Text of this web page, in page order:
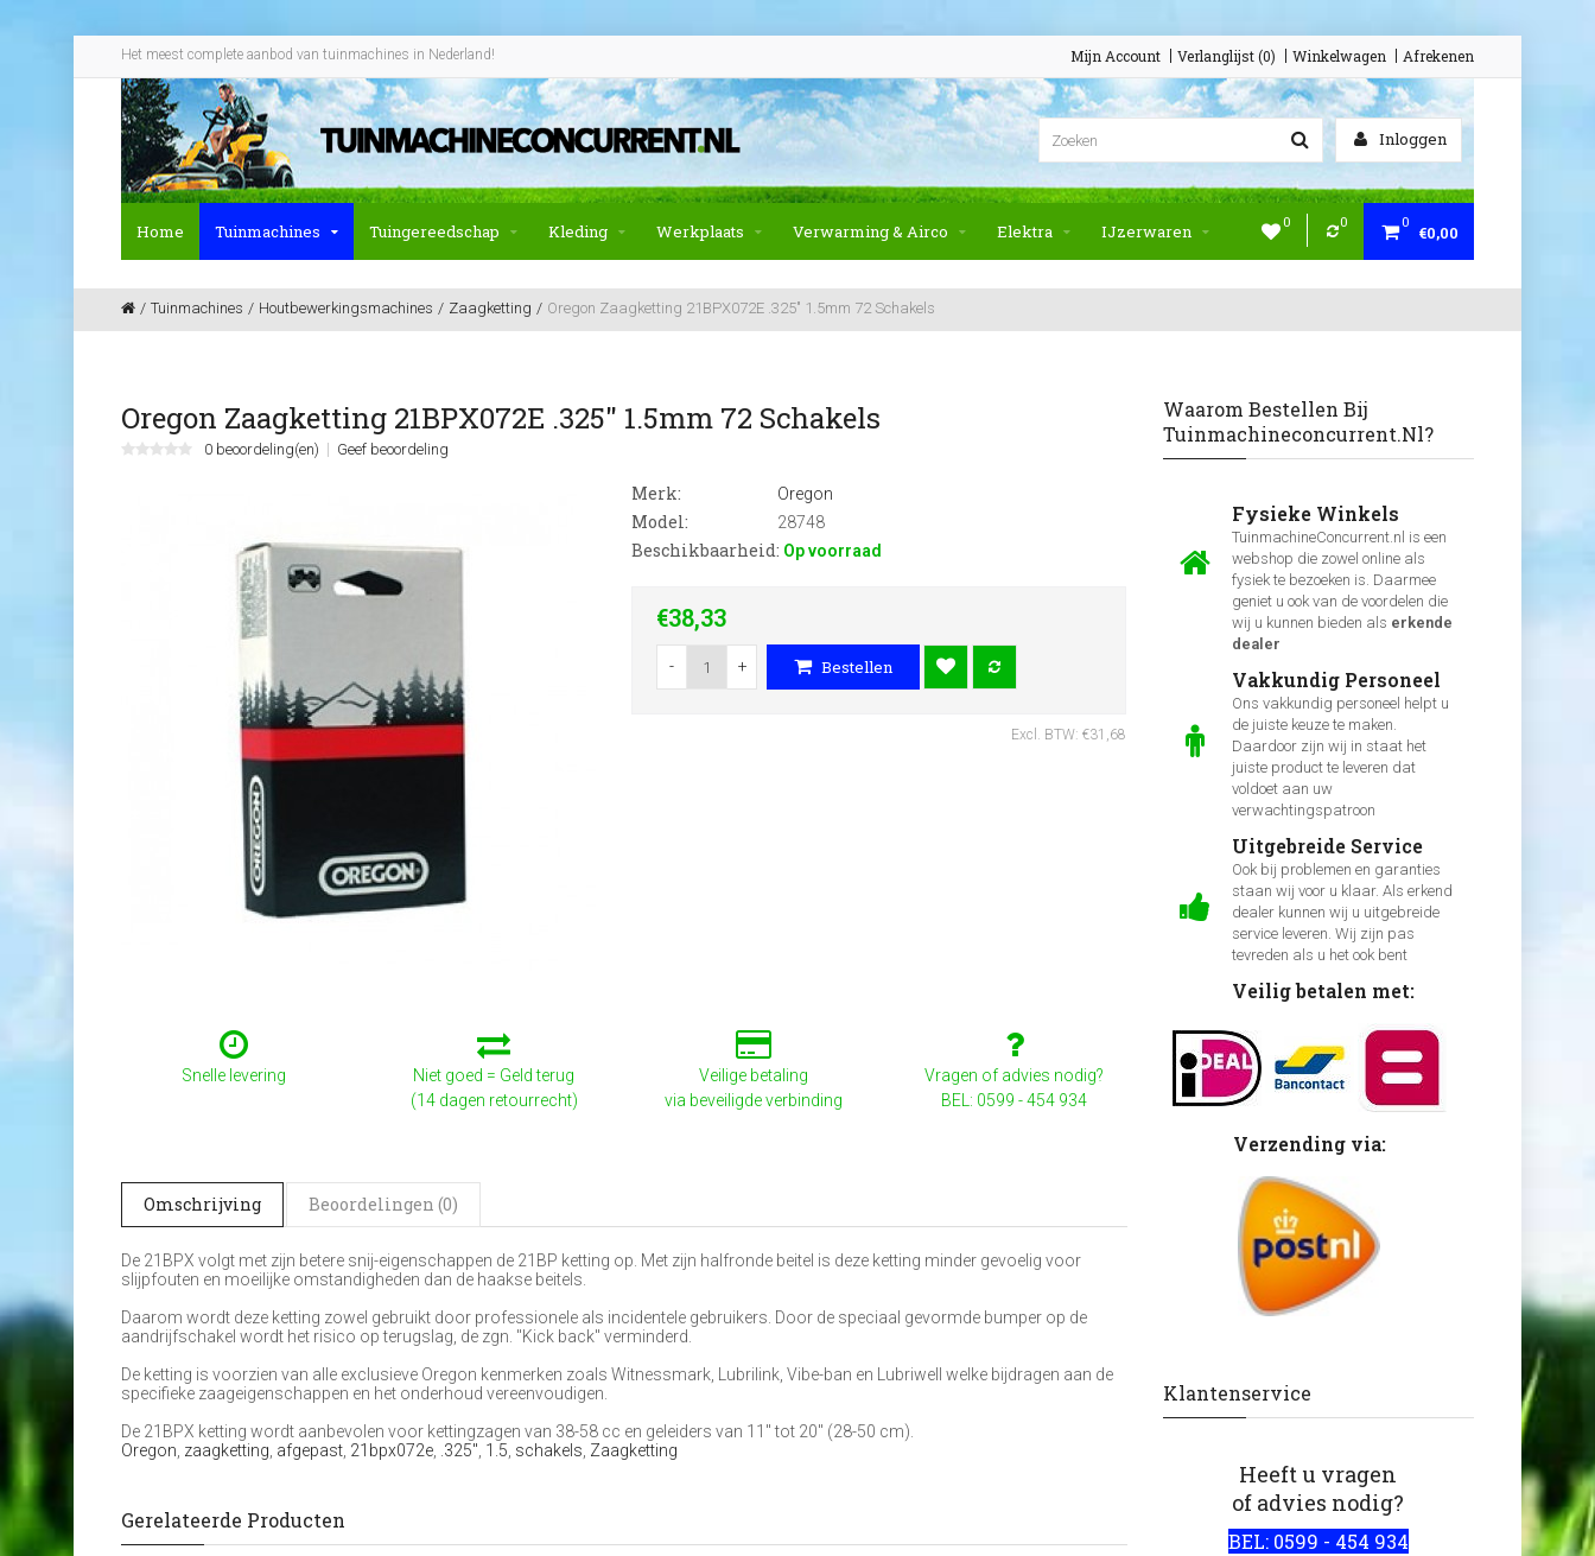
Het meest complete aanbod van tuinmachines in Nederland! Mijn Account Verlanglijst (0) Winkelwagen Afrekenen
Inloggen
0 0 0
€0,00
Home Tuinmachines Tuingereedschap Kleding Werkplaats Verwarming & Airco Elektra IJzerwaren
Tuinmachines Houtbewerkingsmachines Zaagketting Oregon Zaagketting 21BPX072E .325" 1.5mm 72 Schakels
Oregon Zaagketting 21BPX072E .325" 1.5mm 72 Schakels
0 beoordeling(en) Geef beoordeling
Merk: Oregon
Model: 28748
Beschikbaarheid: Op voorraad
€38,33
- + Bestellen
Excl. BTW: €31,68
Snelle levering
Niet goed = Geld terug
(14 dagen retourrecht)
Veilige betaling
via beveiligde verbinding
Vragen of advies nodig?
BEL: 0599 - 454 934
Omschrijving Beoordelingen (0)
De 21BPX volgt met zijn betere snij-eigenschappen de 21BP ketting op. Met zijn halfronde beitel is deze ketting minder gevoelig voor
slijpfouten en moeilijke omstandigheden dan de haakse beitels.
Daarom wordt deze ketting zowel gebruikt door professionele als incidentele gebruikers. Door de speciaal gevormde bumper op de
aandrijfschakel wordt het risico op terugslag, de zgn. "Kick back" verminderd.
De ketting is voorzien van alle exclusieve Oregon kenmerken zoals Witnessmark, Lubrilink, Vibe-ban en Lubriwell welke bijdragen aan de
specifieke zaageigenschappen en het onderhoud vereenvoudigen.
De 21BPX ketting wordt aanbevolen voor kettingzagen van 38-58 cc en geleiders van 11" tot 20" (28-50 cm).
Oregon zaagketting afgepast 21bpx072e .325" 1.5 schakels Zaagketting
Gerelateerde Producten
Waarom Bestellen Bij
Tuinmachineconcurrent.nl?
Fysieke Winkels
TuinmachineConcurrent.nl is een
webshop die zowel online als
fysiek te bezoeken is. Daarmee
geniet u ook van de voordelen die
wij u kunnen bieden als erkende
dealer
Vakkundig Personeel
Ons vakkundig personeel helpt u
de juiste keuze te maken.
Daardoor zijn wij in staat het
juiste product te leveren dat
voldoet aan uw
verwachtingspatroon
Uitgebreide Service
Ook bij problemen en garanties
staan wij voor u klaar. Als erkend
dealer kunnen wij u uitgebreide
service leveren. Wij zijn pas
tevreden als u het ook bent
Veilig betalen met:
Verzending via:
Klantenservice
Heeft u vragen
of advies nodig?
BEL: 0599 - 454 934